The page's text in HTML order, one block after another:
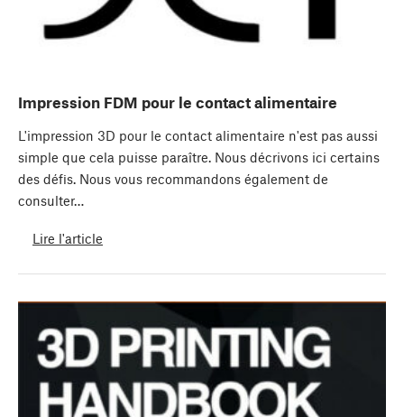
Impression FDM pour le contact alimentaire
L'impression 3D pour le contact alimentaire n'est pas aussi
simple que cela puisse paraître. Nous décrivons ici certains
des défis. Nous vous recommandons également de
consulter…
Lire l'article